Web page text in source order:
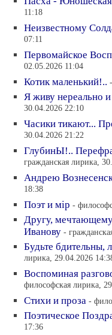
11:18
Неизвестному
07:11
Первомайское
02.05.2026 11:04
Котик маленький!..
Я живу нереально
30.04.2026 22:10
Часики тикают...
30.04.2026 21:22
ГлубинЫ!..
гражданская лирика,
Андрею
18:38
Поэт и мiр -
Другу,
Иванову -
Будьте бдительны,
лирика, 29.04.2026
Воспоминая
философская лирика,
Стихи и проза -
Поэтическое
17:36